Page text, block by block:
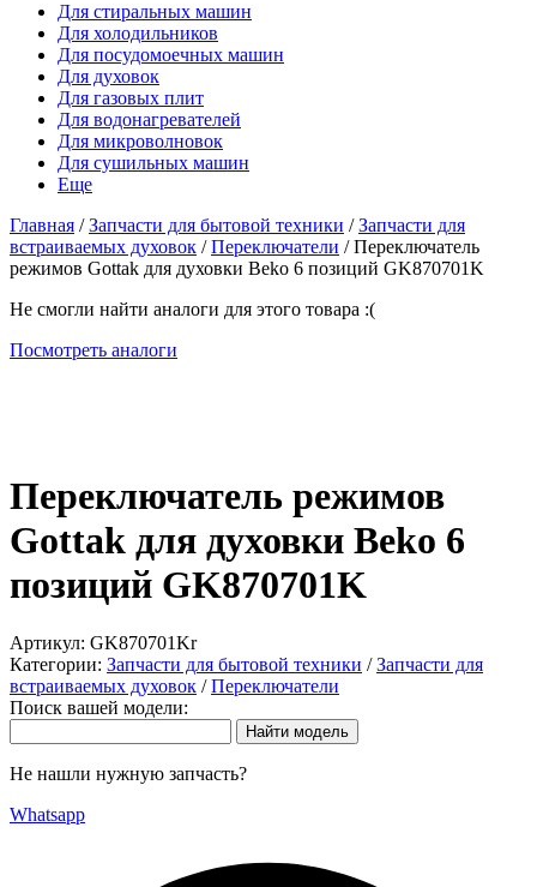
Для стиральных машин
Для холодильников
Для посудомоечных машин
Для духовок
Для газовых плит
Для водонагревателей
Для микроволновок
Для сушильных машин
Еще
Главная /Запчасти для бытовой техники /Запчасти для
встраиваемых духовок /Переключатели / Переключатель
режимов Gottak для духовки Beko 6 позиций GK870701K
Не смогли найти аналоги для этого товара :(
Посмотреть аналоги
Переключатель режимов
Gottak для духовки Beko 6
позиций GK870701K
Артикул: GK870701Kr
Категории: Запчасти для бытовой техники /Запчасти для
встраиваемых духовок /Переключатели
Поиск вашей модели:
Не нашли нужную запчасть?
Whatsapp